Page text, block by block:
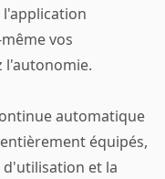
l'application
vos
l'autonomie.
automatique
équipés,
d'utilisation et la